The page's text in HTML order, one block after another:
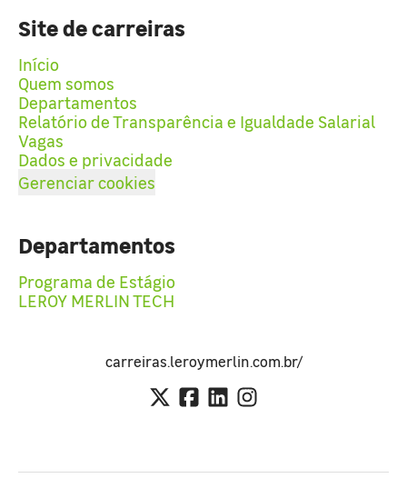
Site de carreiras
Início
Quem somos
Departamentos
Relatório de Transparência e Igualdade Salarial
Vagas
Dados e privacidade
Gerenciar cookies
Departamentos
Programa de Estágio
LEROY MERLIN TECH
carreiras.leroymerlin.com.br/